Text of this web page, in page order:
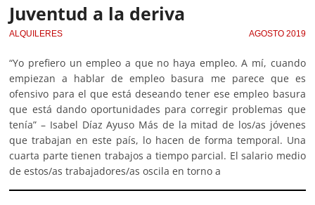
Juventud a la deriva
ALQUILERES AGOSTO 2019
“Yo prefiero un empleo a que no haya empleo. A mí, cuando
empiezan a hablar de empleo basura me parece que es
ofensivo para el que está deseando tener ese empleo basura
que está dando oportunidades para corregir problemas que
tenía” – Isabel Díaz Ayuso Más de la mitad de los/as jóvenes
que trabajan en este país, lo hacen de forma temporal. Una
cuarta parte tienen trabajos a tiempo parcial. El salario medio
de estos/as trabajadores/as oscila en torno a